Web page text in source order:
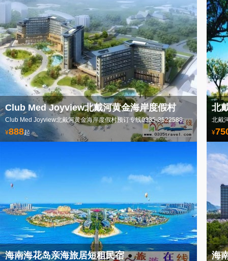
Club Med Joyview北戴河黄金海岸度假村
Club Med Joyview北戴河黄金海岸度假村预订专线0335-3522588 3522599
¥888起
北
¥
海南海花岛亲海旅居短租民宿 海